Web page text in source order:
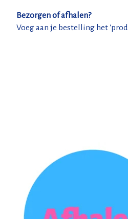
Bezorgen of afhalen?
Voeg aan je bestelling het
Items van productcarrousel